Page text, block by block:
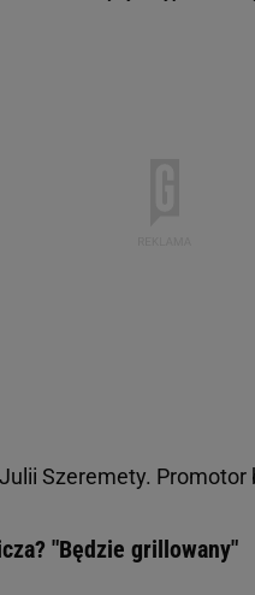
Szeremety. Promotor
"Będzie grillowany"